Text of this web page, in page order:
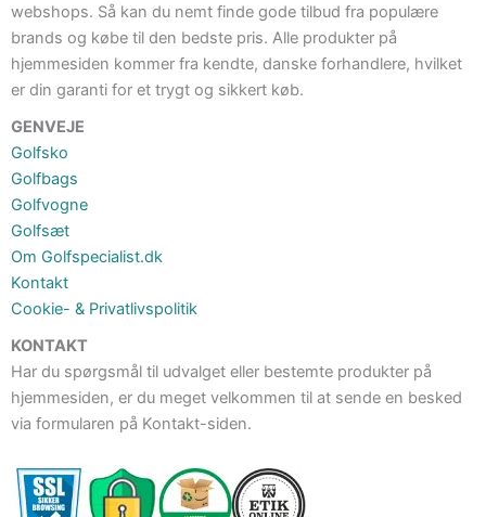
webshops. Så kan du nemt finde gode tilbud fra populære
brands og købe til den bedste pris. Alle produkter på
hjemmesiden kommer fra kendte, danske forhandlere, hvilket
er din garanti for et trygt og sikkert køb.
GENVEJE
Golfsko
Golfbags
Golfvogne
Golfsæt
Om Golfspecialist.dk
Kontakt
Cookie- & Privatlivspolitik
KONTAKT
Har du spørgsmål til udvalget eller bestemte produkter på
hjemmesiden, er du meget velkommen til at sende en besked
via formularen på Kontakt-siden.